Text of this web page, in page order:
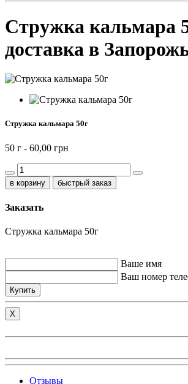
Стружка кальмара
доставка в
Стружка кальмара 50г
50 г - 60,00 грн
быстрый заказ
Заказать
Стружка кальмара 50г
Ваше имя
Ваш номер
Купить
X
Отзывы